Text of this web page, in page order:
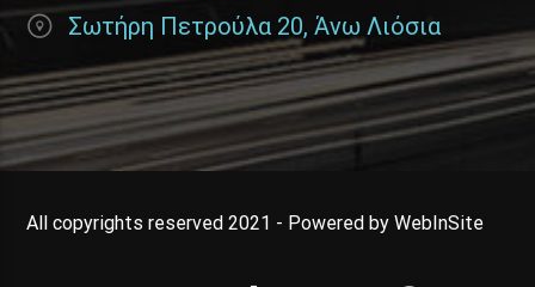
Σωτήρη Πετρούλα 20, Άνω Λιόσια
All copyrights reserved 2021 - Powered by WebInSite